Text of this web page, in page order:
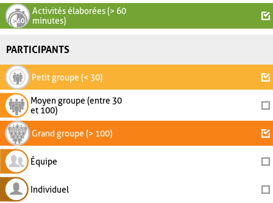
Activités élaborées (> 60
minutes)
PARTICIPANTS
Petit groupe (< 30)
Moyen groupe (entre 30
et 100)
Grand groupe (> 100)
Équipe
Individuel